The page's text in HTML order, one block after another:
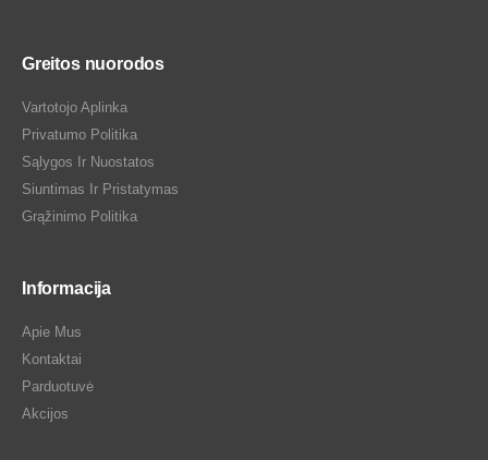
Greitos nuorodos
Vartotojo Aplinka
Privatumo Politika
Sąlygos Ir Nuostatos
Siuntimas Ir Pristatymas
Grąžinimo Politika
Informacija
Apie Mus
Kontaktai
Parduotuvė
Akcijos